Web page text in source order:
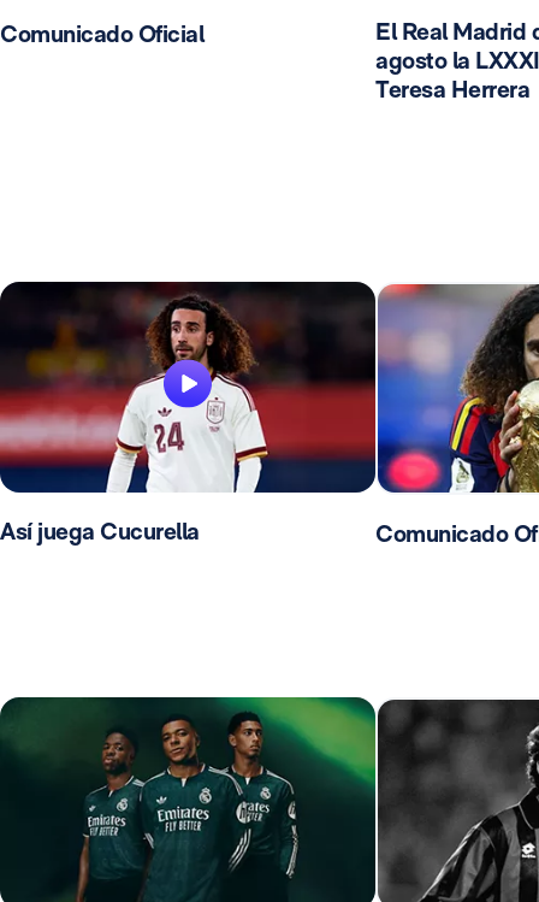
Comunicado Oficial
El Real Madrid
agosto la
Teresa Herrera
Así juega Cucurella Comunicado